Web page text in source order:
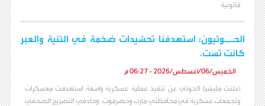
قانونية
الحـ,ـوثيون: استهدفنا تحشيدات ضخمة في الثنية والعبر
كانت تست.
الخميس/06/أغسطس/2026 - 06:27 م
أعلنت مليشيا الحوثي عن تنفيذ عملية عسكرية واسعة استهدفت معسكرات
وتجمعات عسكرية في محافظتي مأرب وحضرموت. وجاء في التصريح الصحفي